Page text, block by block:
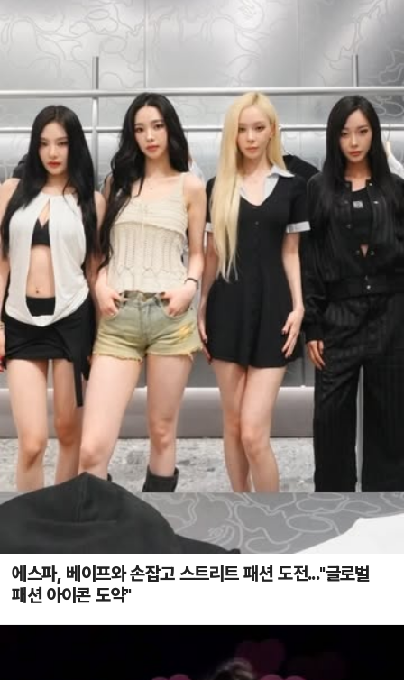
에스파, 베이프와 손잡고 스트리트 패션 도전..."글로벌
패션 아이콘 도약"